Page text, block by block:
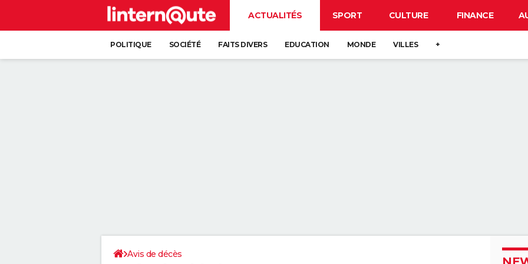
ACTUALITÉS SPORT CULTURE FINANCE
POLITIQUE SOCIÉTÉ FAITS DIVERS EDUCATION MONDE VILLES +
Avis de décès